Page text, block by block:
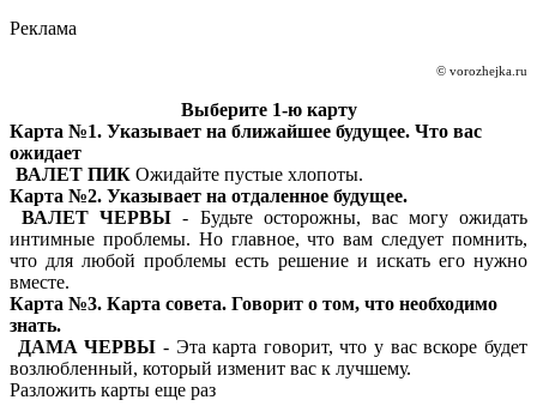
Реклама
© vorozhejka.ru
Выберите 1-ю карту
Карта №1. Указывает на ближайшее будущее. Что вас
ожидает
ВАЛЕТ ПИК Ожидайте пустые хлопоты.
Карта №2. Указывает на отдаленное будущее.
ВАЛЕТ ЧЕРВЫ - Будьте осторожны, вас могу ожидать
интимные проблемы. Но главное, что вам следует помнить,
что для любой проблемы есть решение и искать его нужно
вместе.
Карта №3. Карта совета. Говорит о том, что необходимо
знать.
ДАМА ЧЕРВЫ - Эта карта говорит, что у вас вскоре будет
возлюбленный, который изменит вас к лучшему.
Разложить карты еще раз